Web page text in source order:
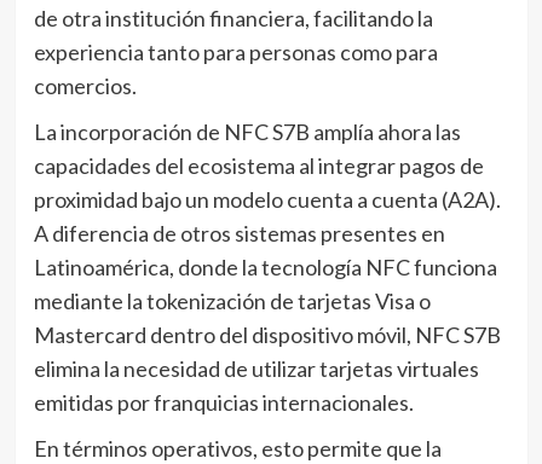
de otra institución financiera, facilitando la
experiencia tanto para personas como para
comercios.
La incorporación de NFC S7B amplía ahora las
capacidades del ecosistema al integrar pagos de
proximidad bajo un modelo cuenta a cuenta (A2A).
A diferencia de otros sistemas presentes en
Latinoamérica, donde la tecnología NFC funciona
mediante la tokenización de tarjetas Visa o
Mastercard dentro del dispositivo móvil, NFC S7B
elimina la necesidad de utilizar tarjetas virtuales
emitidas por franquicias internacionales.
En términos operativos, esto permite que la